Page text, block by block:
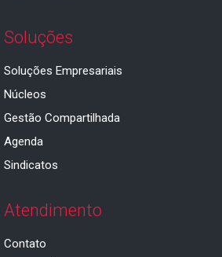
Soluções
Soluções Empresariais
Núcleos
Gestão Compartilhada
Agenda
Sindicatos
Atendimento
Contato